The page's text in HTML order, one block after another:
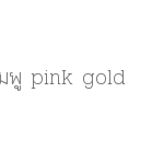
มพู pink gold